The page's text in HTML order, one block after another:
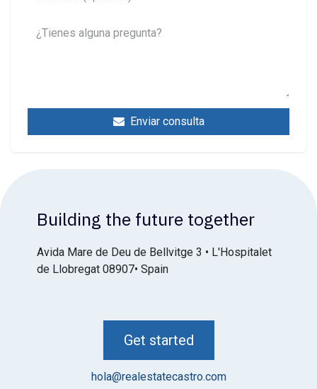
Enviar consulta
Building the future together
Get started
Avida Mare de Deu de Bellvitge 3 • L'Hospitalet
de Llobregat 08907• Spain
hola@realestatecastro.com